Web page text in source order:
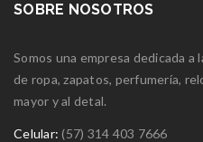
SOBRE NOSOTROS
Somos una empresa dedicada
de ropa, zapatos, perfumería,
mayor y al detal.
Celular:(57) 314 403 7666